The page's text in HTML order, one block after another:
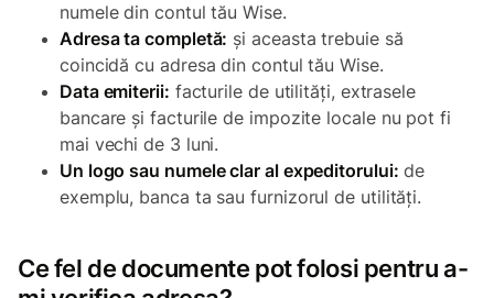
numele din contul tău Wise.
Adresa ta completă: și aceasta trebuie să
coincidă cu adresa din contul tău Wise.
Data emiterii: facturile de utilități, extrasele
bancare și facturile de impozite locale nu pot fi
mai vechi de 3 luni.
Un logo sau numele clar al expeditorului: de
exemplu, banca ta sau furnizorul de utilități.
Ce fel de documente pot folosi pentru a-